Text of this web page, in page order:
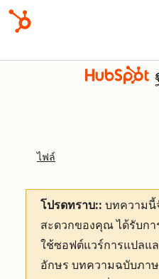
ไฟล์
โปรดทราบ:: บทความนี้
สะดวกของคุณได้รับก
ใช้ซอฟต์แวร์การแปลแ
อักษร บทความฉบับภา